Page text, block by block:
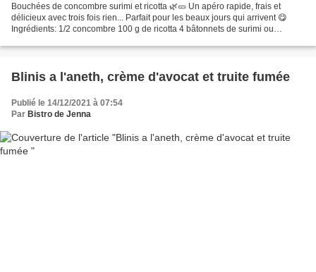
Bouchées de concombre surimi et ricotta 🌿🥒 Un apéro rapide, frais et
délicieux avec trois fois rien... Parfait pour les beaux jours qui arrivent 😋
Ingrédients: 1/2 concombre 100 g de ricotta 4 bâtonnets de surimi ou
Blinis a l'aneth, crème d'avocat et truite fumée
Publié le 14/12/2021 à 07:54
Par Bistro de Jenna